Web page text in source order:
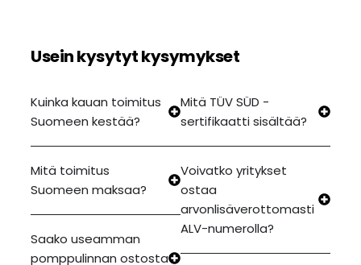
Usein kysytyt kysymykset
Kuinka kauan toimitus
Suomeen kestää?
Mitä toimitus
Suomeen maksaa?
Saako useamman
pomppulinnan ostosta
Mitä TÜV SÜD -
sertifikaatti sisältää?
Voivatko yritykset
ostaa
arvonlisäverottomasti
ALV-numerolla?